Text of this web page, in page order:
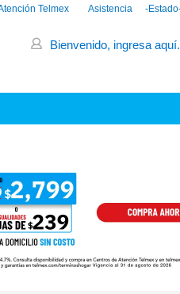
Asistencia
Telmex
Bienvenido, ingresa aquí.